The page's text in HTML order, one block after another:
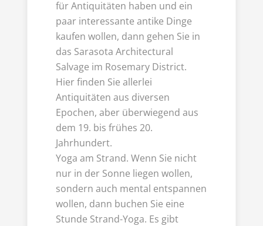
für Antiquitäten haben und ein
paar interessante antike Dinge
kaufen wollen, dann gehen Sie in
das Sarasota Architectural
Salvage im Rosemary District.
Hier finden Sie allerlei
Antiquitäten aus diversen
Epochen, aber überwiegend aus
dem 19. bis frühes 20.
Jahrhundert.
Yoga am Strand. Wenn Sie nicht
nur in der Sonne liegen wollen,
sondern auch mental entspannen
wollen, dann buchen Sie eine
Stunde Strand-Yoga. Es gibt